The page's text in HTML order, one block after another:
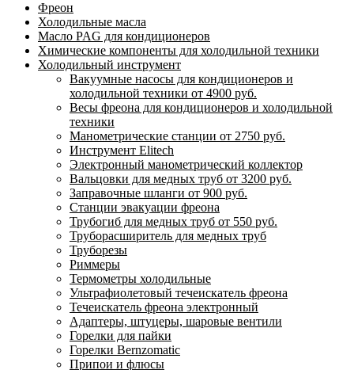
Фреон
Холодильные масла
Масло PAG для кондиционеров
Химические компоненты для холодильной техники
Холодильный инструмент
Вакуумные насосы для кондиционеров и
холодильной техники от 4900 руб.
Весы фреона для кондиционеров и холодильной
техники
Манометрические станции от 2750 руб.
Инструмент Elitech
Электронный манометрический коллектор
Вальцовки для медных труб от 3200 руб.
Заправочные шланги от 900 руб.
Станции эвакуации фреона
Трубогиб для медных труб от 550 руб.
Труборасширитель для медных труб
Труборезы
Риммеры
Термометры холодильные
Ультрафиолетовый течеискатель фреона
Течеискатель фреона электронный
Адаптеры, штуцеры, шаровые вентили
Горелки для пайки
Горелки Bernzomatic
Припои и флюсы